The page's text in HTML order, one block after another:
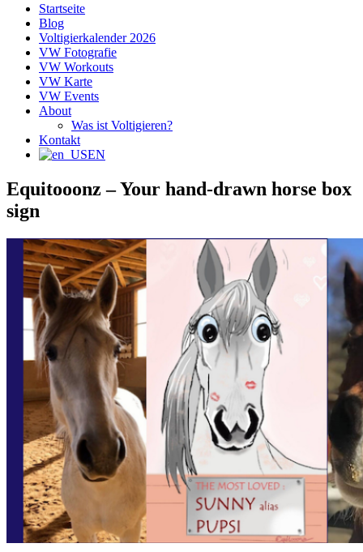
Startseite
Blog
Voltigierkalender 2026
VW Fotografie
VW Workouts
VW Karte
VW Events
About
Was ist Voltigieren?
Kontakt
EN
Equitooonz – Your hand-drawn horse box
sign